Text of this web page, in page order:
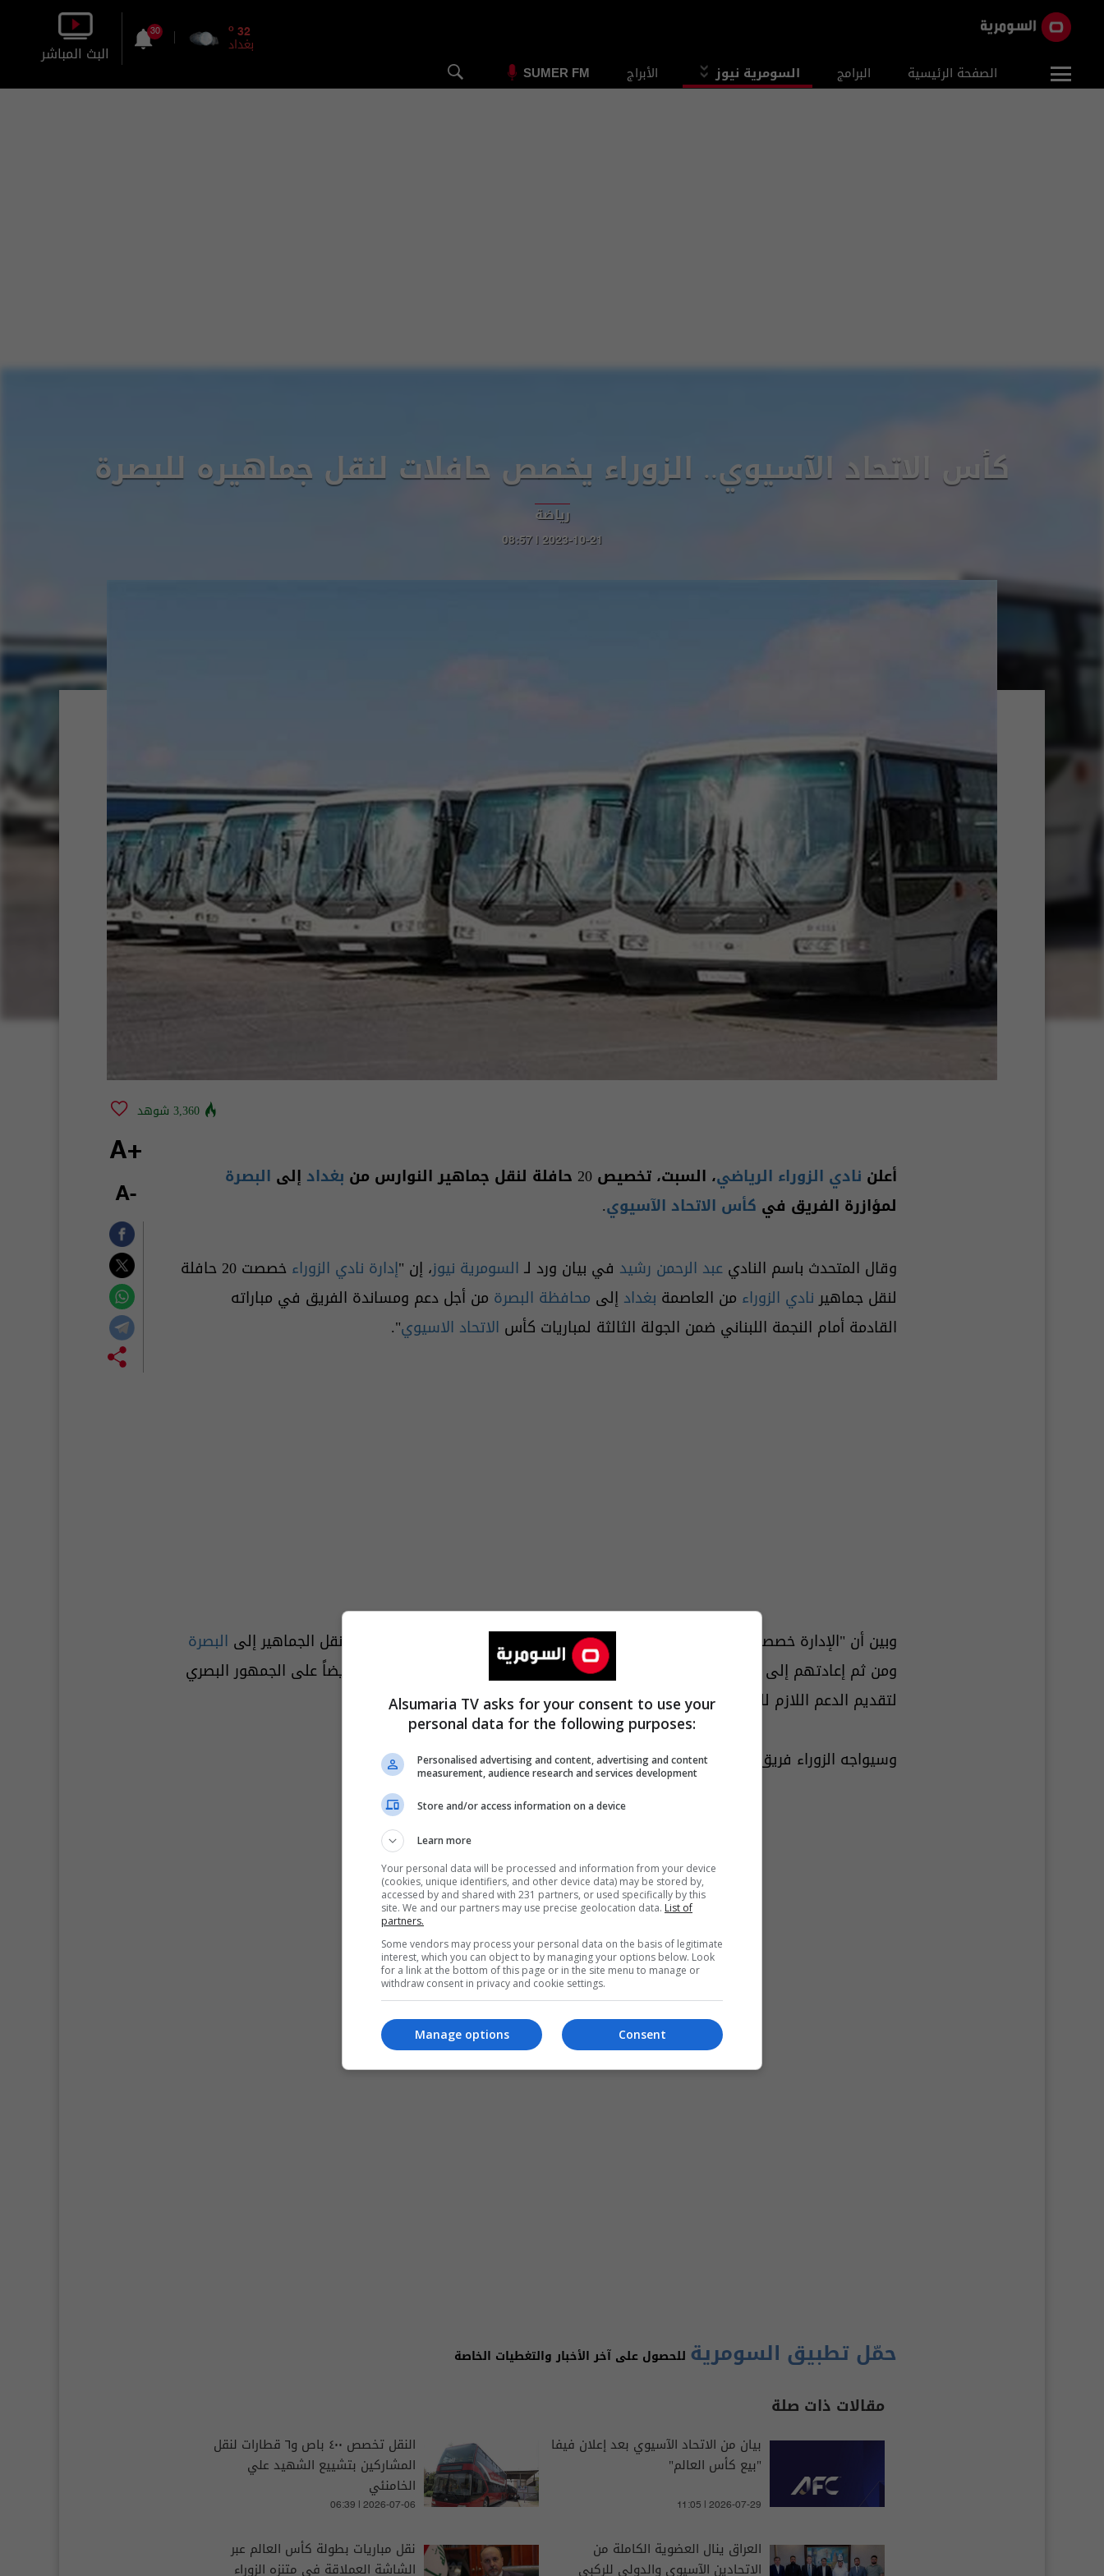
الصفحة الرئيسية البرامج السومرية نيوز الأبراج SUMER FM
32
o
بغداد
30
البث المباشر
كأس الاتحاد الآسيوي.. الزوراء يخصص حافلات لنقل جماهيره للبصرة
رياضة
2023-10-21 | 08:57
3,360 شوهد
أعلن نادي الزوراء الرياضي، السبت، تخصيص 20 حافلة لنقل جماهير النوارس من بغداد إلى البصرة
لمؤازرة الفريق في كأس الاتحاد الآسيوي.
وقال المتحدث باسم النادي عبد الرحمن رشيد في بيان ورد لـ السومرية نيوز، إن "إدارة نادي الزوراء
خصصت 20 حافلة
لنقل جماهيرنادي الزوراء من العاصمة بغداد إلى محافظة البصرة من أجل دعم ومساندة الفريق في مباراته
القادمة أمام النجمة اللبناني ضمن الجولة الثالثة لمباريات كأس الاتحاد الاسيوي".
وبين أن "الإدارة خصصت 10 حافلات في جانب الكرخو10 حافلات أخرى في جانب لنقل الجماهير إلى البصرة
ومن ثم إعادتهم إلى بغداد بعد نهاية المباراة أمام النجمة"، لافتاً إلى إن "
يعول أيضاً على الجمهور البصري
لتقديم الدعم اللازم للممثل الوطن بكأس الاتحاد الآسيوي".
وسيواجه الزوراء فريق النجمة اللبناني علىملعب البصرة الدوليمساء بعد غد الاثنين.
حمّل تطبيق السومرية للحصول على آخر الأخبار والتغطيات الخاصة
مقالات ذات صلة
بيان من الاتحاد الآسيوي بعد إعلان فيفا
"بيع كأس العالم"
11:05 | 2026-07-29
النقل تخصص ٤٠٠ باص و٦ قطارات لنقل
المشاركين بتشييع الشهيد علي
الخامنئي
06:39 | 2026-07-06
العراق ينال العضوية الكاملة من
الاتحادين الآسيوي والدولي للركبي
نقل مباريات بطولة كأس العالم عبر
الشاشة العملاقة في متنزه الزوراء
+A
-A
Alsumaria TV asks for your consent to use your
personal data for the following purposes:
Personalised advertising and content, advertising and content
measurement, audience research and services development
Store and/or access information on a device
Learn more
Your personal data will be processed and information from your device
(cookies, unique identifiers, and other device data) may be stored by,
accessed by and shared with 231 partners, or used specifically by this
site. We and our partners may use precise geolocation data. List of
partners.
Some vendors may process your personal data on the basis of legitimate
interest, which you can object to by managing your options below. Look
for a link at the bottom of this page or in the site menu to manage or
withdraw consent in privacy and cookie settings.
Consent
Manage options